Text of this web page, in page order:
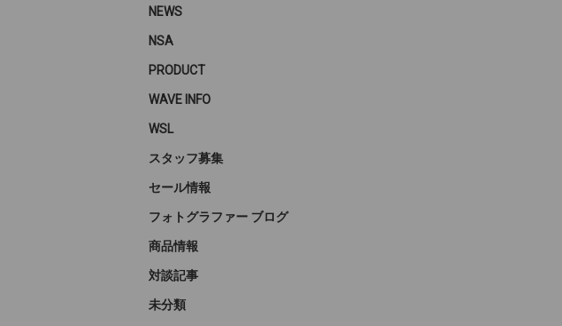
NEWS
NSA
PRODUCT
WAVE INFO
WSL
スタッフ募集
セール情報
フォトグラファー ブログ
商品情報
対談記事
未分類